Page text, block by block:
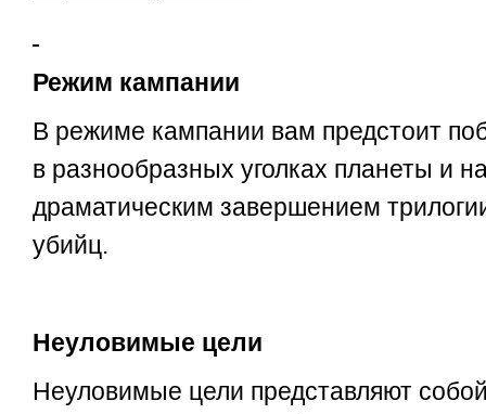
Режим кампании
В режиме кампании вам предстоит
в разнообразных уголках планеты и
драматическим завершением
убийц.
Неуловимые цели
Неуловимые цели представляют